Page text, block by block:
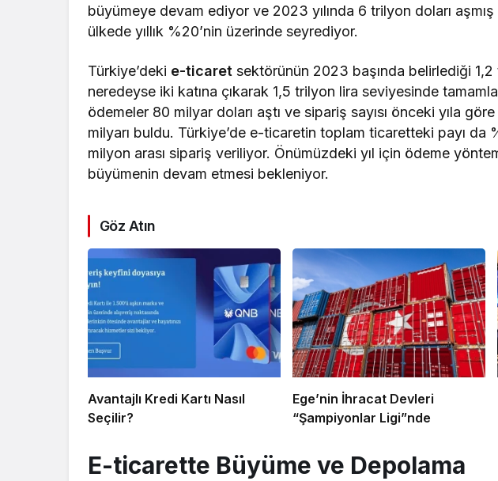
büyümeye devam ediyor ve 2023 yılında 6 trilyon doları
ülkede yıllık %20’nin üzerinde seyrediyor.
Türkiye’deki e-ticaret sektörünün 2023 başında belirlediği 1,2
neredeyse iki katına çıkarak 1,5 trilyon lira seviyesinde
ödemeler 80 milyar doları aştı ve sipariş sayısı önceki yıla
milyarı buldu. Türkiye’de e-ticaretin toplam ticaretteki payı da
milyon arası sipariş veriliyor. Önümüzdeki yıl için ödeme
büyümenin devam etmesi bekleniyor.
Göz Atın
Avantajlı Kredi Kartı Nasıl
Seçilir?
Ege’nin İhracat Devleri
“Şampiyonlar Ligi”nde
E-ticarette Büyüme ve Depolama